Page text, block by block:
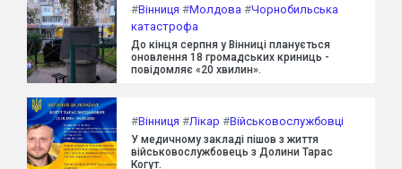
#Вінниця #Молдова #Чорнобильська
катастрофа
До кінця серпня у Вінниці планується
оновлення 18 громадських криниць -
повідомляє «20 хвилин».
#Вінниця #Лікар #Військовослужбовці
У медичному закладі пішов з життя
військовослужбовець з Долини Тарас
Когут.